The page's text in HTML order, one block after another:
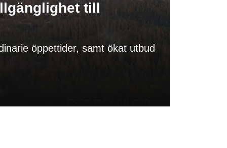
till
öppettider, samt ökat utbud